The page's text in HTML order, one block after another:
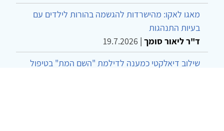
מאגו לאקו: מהישרדות להגשמה בהורות לילדים עם
בעיות התנהגות
ד"ר ליאור סומך |
19.7.2026
שילוב דיאלקטי כמענה לדילמת "השם המת" בטיפול